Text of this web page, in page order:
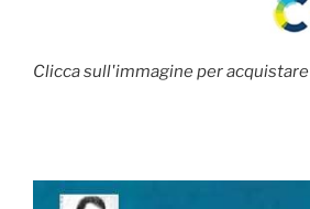
Clicca sull'immagine per acquistare